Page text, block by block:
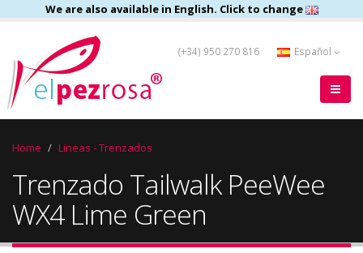
We are also available in English. Click to change
(+34) 950 270 816 Español
Home Lineas - Trenzados
Trenzado Tailwalk PeeWee
WX4 Lime Green